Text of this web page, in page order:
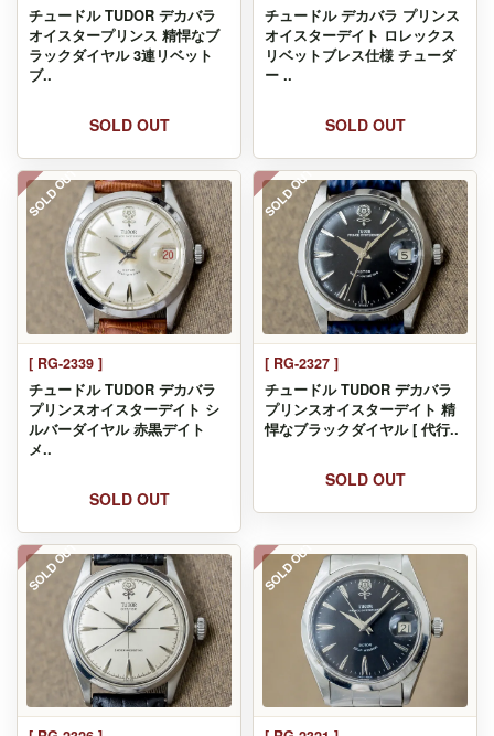
チュードル TUDOR デカバラ
オイスタープリンス 精悍なブ
ラックダイヤル 3連リベット
ブ..
SOLD OUT
チュードル デカバラ プリンス
オイスターデイト ロレックス
リベットブレス仕様 チューダ
ー ..
SOLD OUT
SOLD OUT
[ RG-2339 ]
チュードル TUDOR デカバラ
プリンスオイスターデイト シ
ルバーダイヤル 赤黒デイト
メ..
SOLD OUT
SOLD OUT
[ RG-2327 ]
チュードル TUDOR デカバラ
プリンスオイスターデイト 精
悍なブラックダイヤル [ 代行..
SOLD OUT
SOLD OUT SOLD OUT